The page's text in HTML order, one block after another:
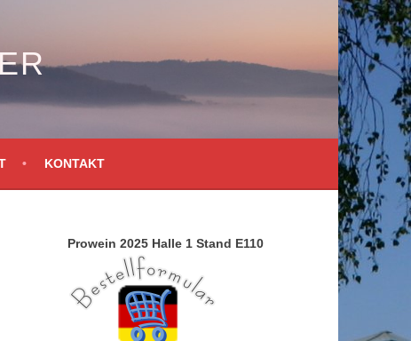
KONTAKT
Prowein 2025 Halle 1 Stand E110